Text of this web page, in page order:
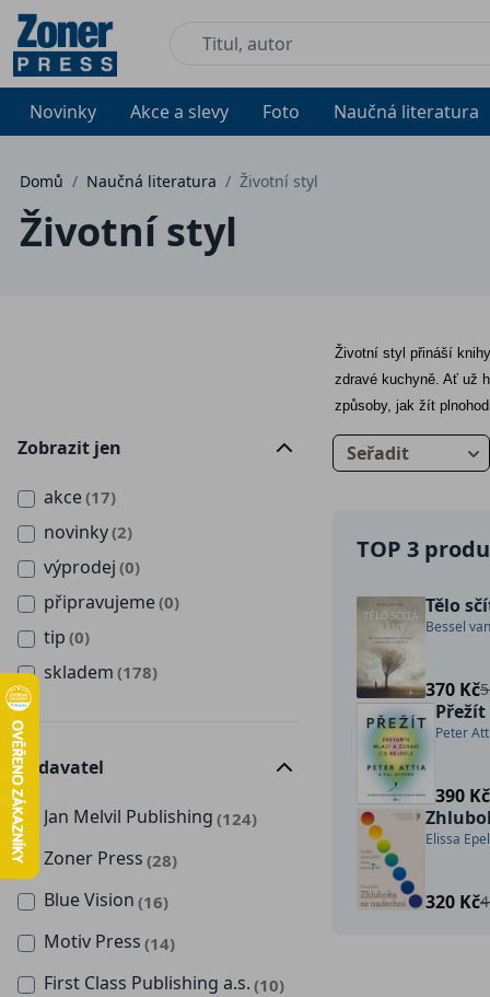
Novinky Akce a slevy Foto Naučná literatura
Domů / Naučná literatura / Životní styl
Životní styl
Životní styl přináší
zdravé kuchyně. Ať už
způsoby, jak žít
Zobrazit jen
akce(17)
novinky(2)
výprodej (0)
připravujeme(0)
tip (0)
skladem (178)
Vydavatel
Jan Melvil Publishing (124)
Zoner Press (28)
Blue Vision (16)
Motiv Press (14)
First Class Publishing a.s. (10)
Seřadit
TOP 3
Tělo
Bessel
370 Kč
Přežít
Peter
390 Kč
Elissa Epel
320 Kč